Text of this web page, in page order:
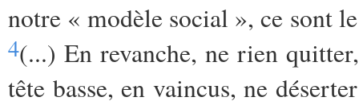
notre « modèle social », ce sont
4(...) En revanche, ne rien
tête basse, en vaincus, ne